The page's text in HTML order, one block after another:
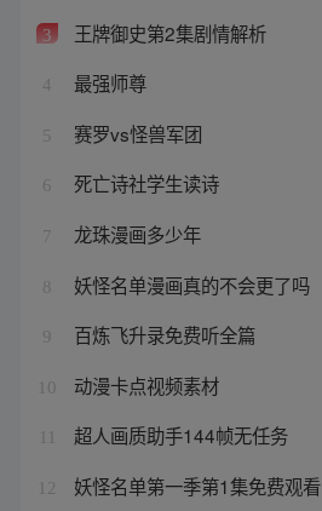
3 王牌御史第2集剧情解析
4 最强师尊
5 赛罗vs怪兽军团
6 死亡诗社学生读诗
7 龙珠漫画多少年
8 妖怪名单漫画真的不会更了吗
9 百炼飞升录免费听全篇
10 动漫卡点视频素材
超人画质助手144帧无任务
12 妖怪名单第一季第1集免费观看